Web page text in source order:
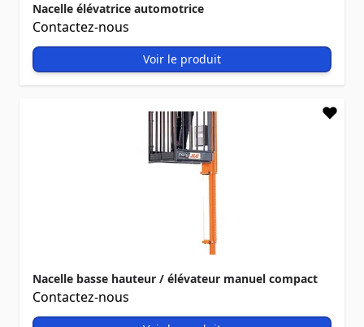
Nacelle élévatrice automotrice
Contactez-nous
Voir le produit
Nacelle basse hauteur / élévateur manuel compact
Contactez-nous